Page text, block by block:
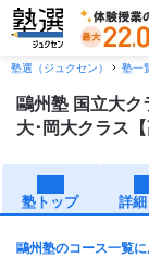
塾選（ジュクセン） 塾一
鷗州塾 国立大
大･岡大クラス
塾トップ 詳
鷗州塾のコース一覧